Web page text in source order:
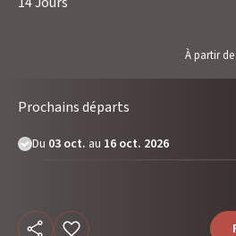
Photo
Photo
Au fil
Croisière
À partir de
Prochains départs
Du 03 oct. au 16 oct. 2026